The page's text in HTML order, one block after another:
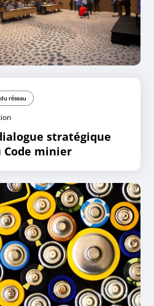
réseau
stratégique
minier